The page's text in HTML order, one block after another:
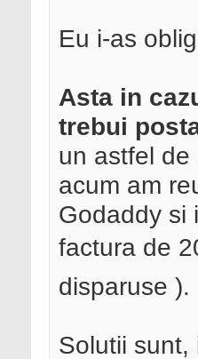
Eu i-as
Asta in
trebui
un astfel de
acum am
Godaddy si
factura de
disparuse ).
Solutii sunt,